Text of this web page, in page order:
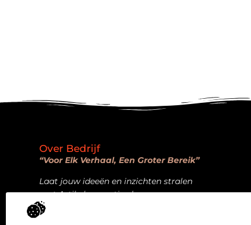
Over Bedrijf
“Voor Elk Verhaal, Een Groter Bereik”
Laat jouw ideeën en inzichten stralen
met Artikelpromotie.nl.